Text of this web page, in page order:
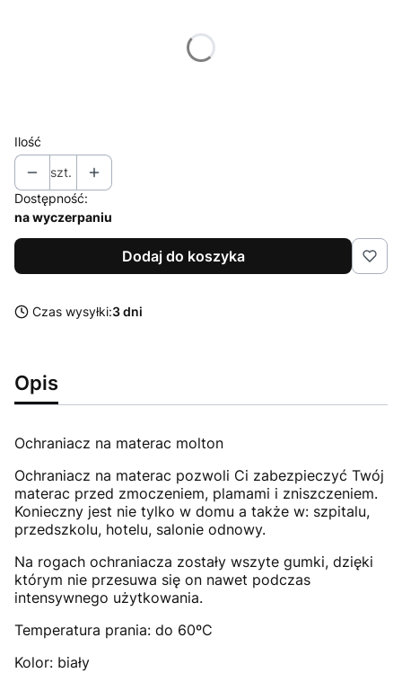
Ilość
szt.
Dostępność:
na wyczerpaniu
Dodaj do koszyka
Czas wysyłki:3 dni
Opis
Ochraniacz na materac molton
Ochraniacz na materac pozwoli Ci zabezpieczyć Twój
materac przed zmoczeniem, plamami i zniszczeniem.
Konieczny jest nie tylko w domu a także w: szpitalu,
przedszkolu, hotelu, salonie odnowy.
Na rogach ochraniacza zostały wszyte gumki, dzięki
którym nie przesuwa się on nawet podczas
intensywnego użytkowania.
Temperatura prania: do 60ºC
Kolor: biały